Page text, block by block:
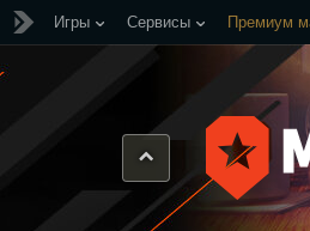
Игры Сервисы Премиум